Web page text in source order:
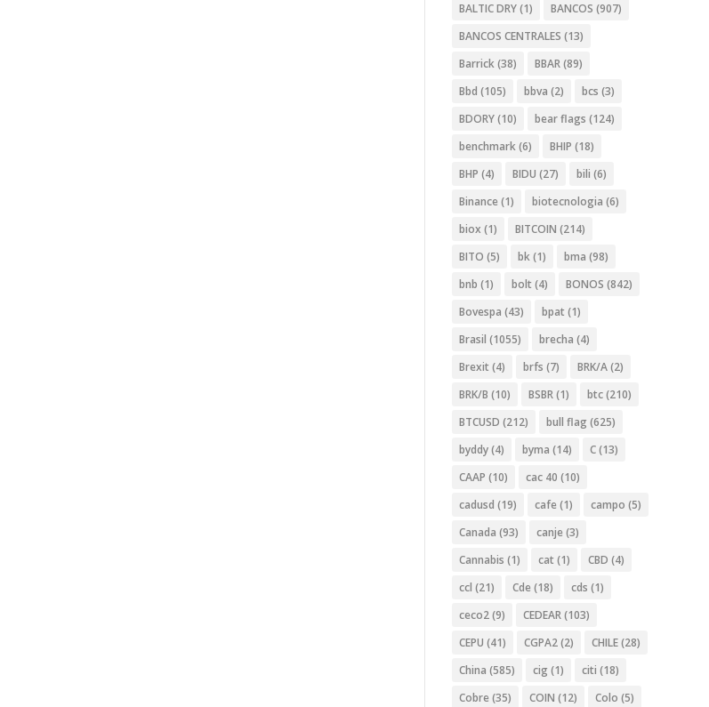
BALTIC DRY(1) BANCOS (907)
BANCOS CENTRALES (13)
Barrick(38) BBAR(89)
Bbd (105) bbva (2) bcs (3)
BDORY(10) bear flags (124)
benchmark(6) BHIP (18)
BHP (4) BIDU (27) bili (6)
Binance (1) biotecnologia (6)
biox (1) BITCOIN (214)
BITO (5) bk(1) bma (98)
bnb (1) bolt (4) BONOS (842)
Bovespa (43) bpat (1)
Brasil (1055) brecha (4)
Brexit (4) brfs (7) BRK/A(2)
BRK/B (10) BSBR(1) btc(210)
BTCUSD (212) bull flag (625)
byddy(4) byma (14) C(13)
CAAP (10) cac 40 (10)
cadusd (19) cafe (1) campo (5)
Canada (93) canje (3)
Cannabis (1) cat (1) CBD (4)
ccl (21) Cde (18) cds (1)
ceco2(9) CEDEAR(103)
CEPU (41) CGPA2(2) CHILE(28)
China (585) cig (1) citi (18)
Cobre (35) COIN (12) Colo (5)